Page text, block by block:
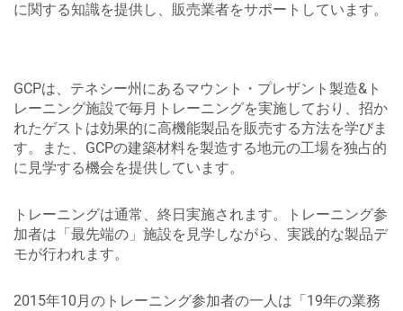
に関する知識を提供し、販売業者をサポートしています。
GCPは、テネシー州にあるマウント・プレザント製造&ト
レーニング施設で毎月トレーニングを実施しており、招か
れたゲストは効果的に高機能製品を販売する方法を学びま
す。また、GCPの建築材料を製造する地元の工場を独占的
に見学する機会を提供しています。
トレーニングは通常、終日実施されます。トレーニング参
加者は「最先端の」施設を見学しながら、実践的な製品デ
モが行われます。
2015年10月のトレーニング参加者の一人は「19年の業務